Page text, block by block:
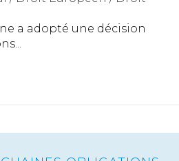
a adopté une décision